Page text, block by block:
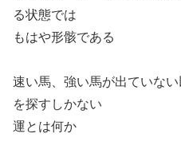
る状態では
もはや形骸である
速い馬、強い馬が出ていな
を探すしかない
運とは何か